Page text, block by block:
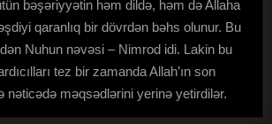
bəşəriyyətin həm dildə, həm də Allaha
qaranlıq bir dövrdən bəhs olunur. Bu
Nuhun nəvəsi – Nimrod idi. Lakin bu
tez bir zamanda Allah’ın son
nəticədə məqsədlərini yerinə yetirdilər.